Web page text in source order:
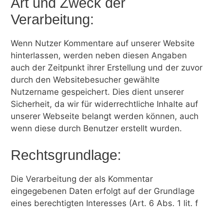
Verarbeitung:
Wenn Nutzer Kommentare auf unserer Website
hinterlassen, werden neben diesen Angaben
auch der Zeitpunkt ihrer Erstellung und der zuvor
durch den Websitebesucher gewählte
Nutzername gespeichert. Dies dient unserer
Sicherheit, da wir für widerrechtliche Inhalte auf
unserer Webseite belangt werden können, auch
wenn diese durch Benutzer erstellt wurden.
Rechtsgrundlage:
Die Verarbeitung der als Kommentar
eingegebenen Daten erfolgt auf der Grundlage
eines berechtigten Interesses (Art. 6 Abs. 1 lit. f